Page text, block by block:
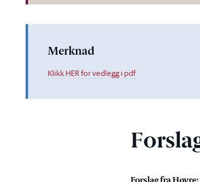
Merknad
Klikk HER for vedlegg i pdf